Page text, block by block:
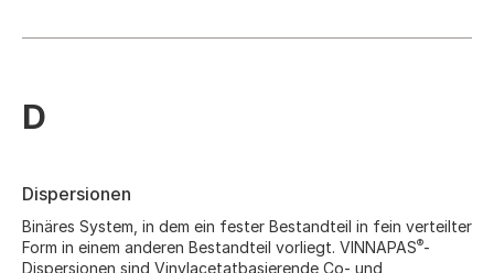
D
Dispersionen
Binäres System, in dem ein fester Bestandteil in fein verteilter
Form in einem anderen Bestandteil vorliegt. VINNAPAS®-
Dispersionen sind Vinylacetatbasierende Co- und